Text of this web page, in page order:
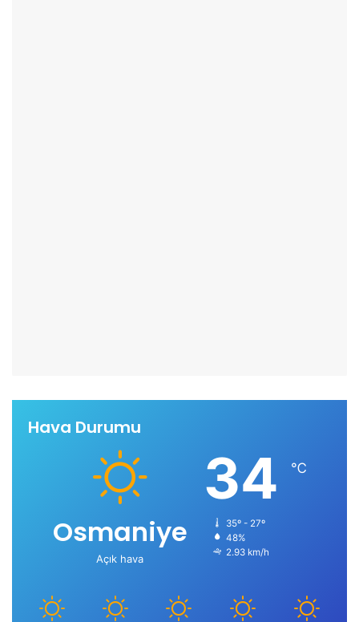
Hava Durumu
Osmaniye
Açık hava
34 ℃
35º - 27º
48%
2.93 km/h